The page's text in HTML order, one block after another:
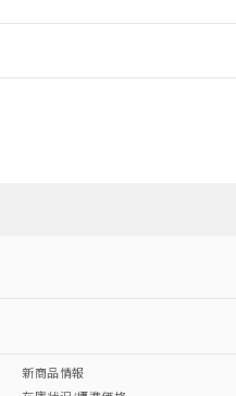
ダウ
新商品情報